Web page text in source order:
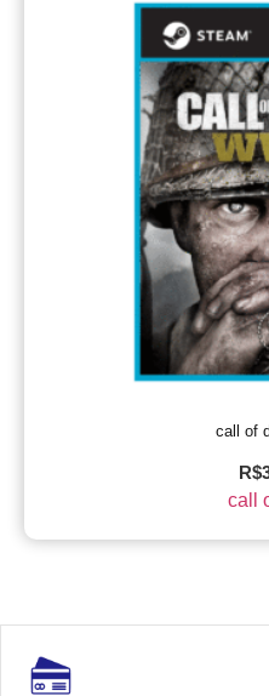
call of
R$
call